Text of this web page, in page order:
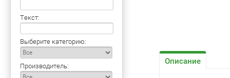
Текст:
Выберите категорию:
Производитель:
Описание